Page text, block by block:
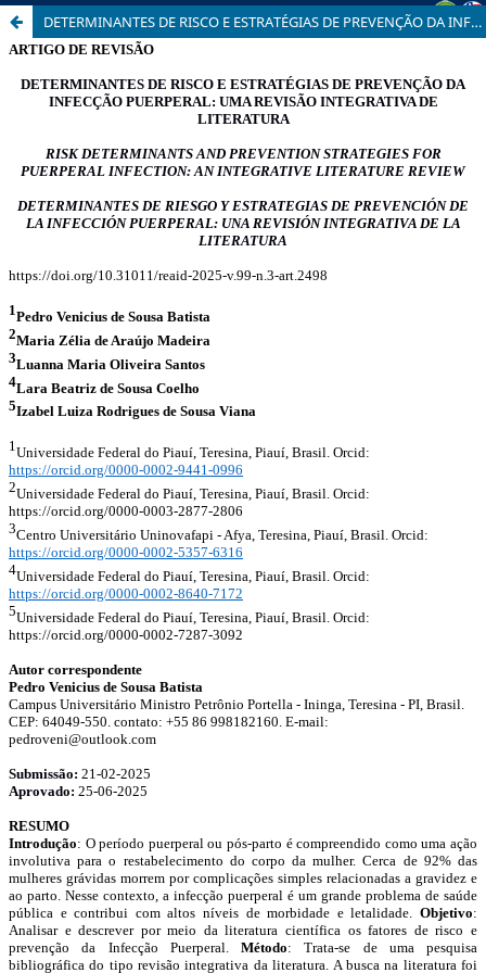
DETERMINANTES DE RISCO E ESTRATÉGIAS DE PREVENÇÃO DA INFECÇÃO PUERPERAL: UMA REVISÃO INTEGRATIVA DE LITERATURA